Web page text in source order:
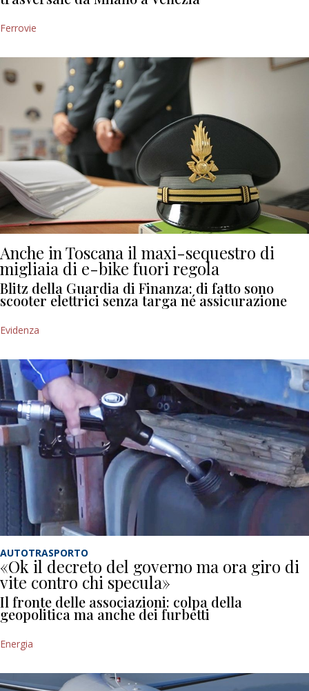
Ferrovie
Anche in Toscana il maxi-sequestro di
migliaia di e-bike fuori regola
Blitz della Guardia di Finanza: di fatto sono
scooter elettrici senza targa né assicurazione
Evidenza
AUTOTRASPORTO
«Ok il decreto del governo ma ora giro di
vite contro chi specula»
Il fronte delle associazioni: colpa della
geopolitica ma anche dei furbetti
Energia